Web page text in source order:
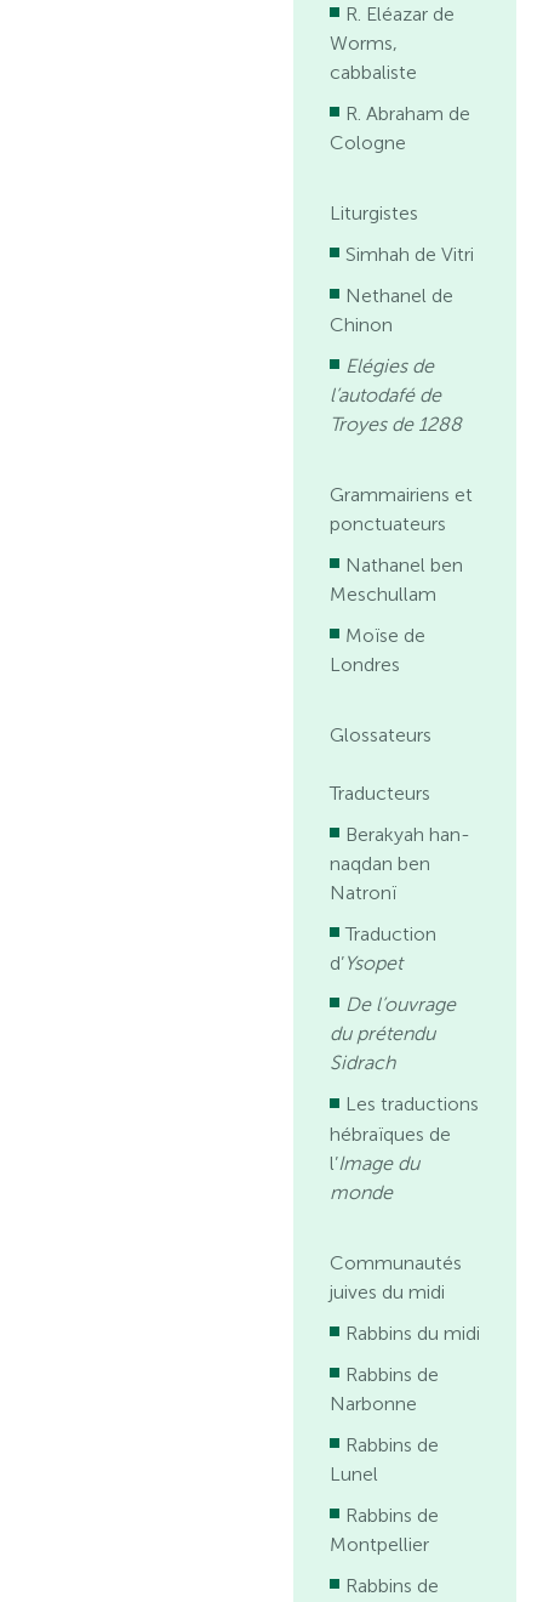
R. Eléazar de
Worms,
cabbaliste
R. Abraham de
Cologne
Liturgistes
Simhah de Vitri
Nethanel de
Chinon
Elégies de
l’autodafé de
Troyes de 1288
Grammairiens et
ponctuateurs
Nathanel ben
Meschullam
Moïse de
Londres
Glossateurs
Traducteurs
Berakyah han-
naqdan ben
Natronï
Traduction
d’Ysopet
De l’ouvrage
du prétendu
Sidrach
Les traductions
hébraïques de
l’Image du
monde
Communautés
juives du midi
Rabbins du midi
Rabbins de
Narbonne
Rabbins de
Lunel
Rabbins de
Montpellier
Rabbins de